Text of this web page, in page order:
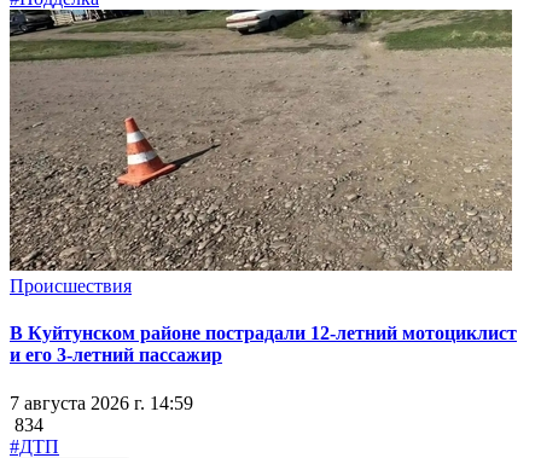
Происшествия
В Куйтунском районе пострадали 12-летний мотоциклист
и его 3-летний пассажир
7 августа 2026 г. 14:59
834
#ДТП